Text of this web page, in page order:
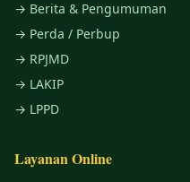
→ Berita & Pengumuman
→ Perda / Perbup
→ RPJMD
→ LAKIP
→ LPPD
Layanan Online